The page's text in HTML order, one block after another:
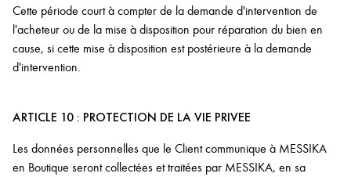
Cette période court à compter de la demande d'intervention de
l'acheteur ou de la mise à disposition pour réparation du bien en
cause, si cette mise à disposition est postérieure à la demande
d'intervention.
ARTICLE 10 : PROTECTION DE LA VIE PRIVEE
Les données personnelles que le Client communique à MESSIKA
en Boutique seront collectées et traitées par MESSIKA, en sa